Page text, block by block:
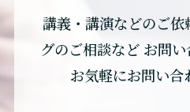
講義・講演などのご依
グのご相談など お問
お気軽にお問い合